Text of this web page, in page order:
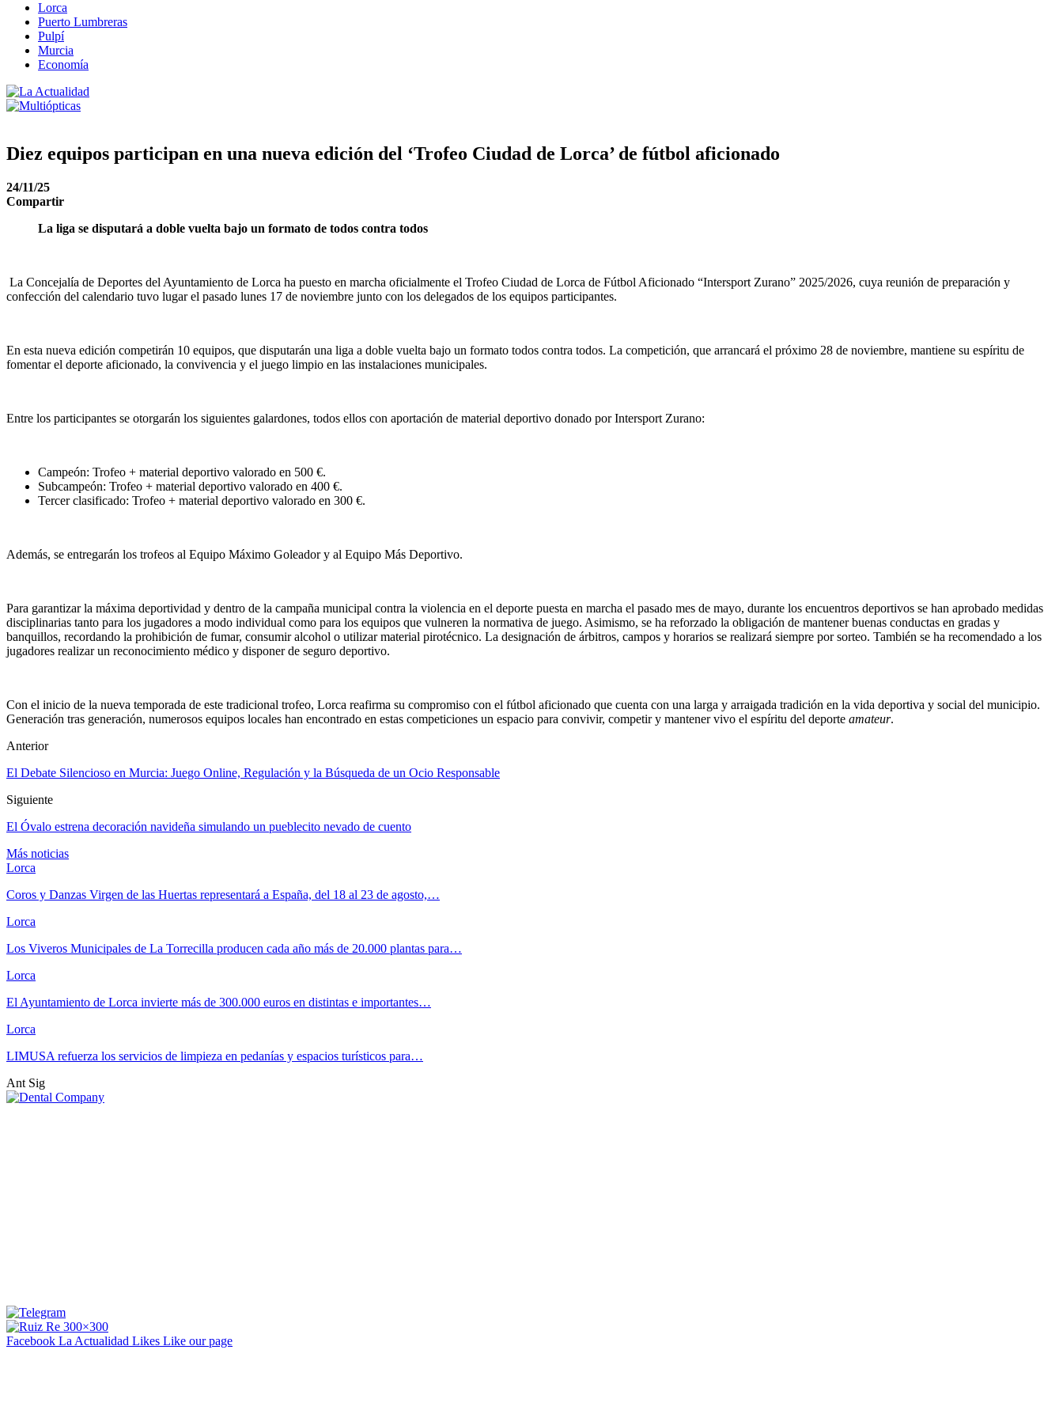
Lorca
Puerto Lumbreras
Pulpí
Murcia
Economía
Diez equipos participan en una nueva edición del ‘Trofeo Ciudad de Lorca’ de fútbol aficionado
24/11/25
Compartir
La liga se disputará a doble vuelta bajo un formato de todos contra todos
La Concejalía de Deportes del Ayuntamiento de Lorca ha puesto en marcha oficialmente el Trofeo Ciudad de Lorca de Fútbol Aficionado “Intersport Zurano” 2025/2026, cuya reunión de preparación y
confección del calendario tuvo lugar el pasado lunes 17 de noviembre junto con los delegados de los equipos participantes.
En esta nueva edición competirán 10 equipos, que disputarán una liga a doble vuelta bajo un formato todos contra todos. La competición, que arrancará el próximo 28 de noviembre, mantiene su espíritu de
fomentar el deporte aficionado, la convivencia y el juego limpio en las instalaciones municipales.
Entre los participantes se otorgarán los siguientes galardones, todos ellos con aportación de material deportivo donado por Intersport Zurano:
Campeón: Trofeo + material deportivo valorado en 500 €.
Subcampeón: Trofeo + material deportivo valorado en 400 €.
Tercer clasificado: Trofeo + material deportivo valorado en 300 €.
Además, se entregarán los trofeos al Equipo Máximo Goleador y al Equipo Más Deportivo.
Para garantizar la máxima deportividad y dentro de la campaña municipal contra la violencia en el deporte puesta en marcha el pasado mes de mayo, durante los encuentros deportivos se han aprobado medidas
disciplinarias tanto para los jugadores a modo individual como para los equipos que vulneren la normativa de juego. Asimismo, se ha reforzado la obligación de mantener buenas conductas en gradas y
banquillos, recordando la prohibición de fumar, consumir alcohol o utilizar material pirotécnico. La designación de árbitros, campos y horarios se realizará siempre por sorteo. También se ha recomendado a los
jugadores realizar un reconocimiento médico y disponer de seguro deportivo.
Con el inicio de la nueva temporada de este tradicional trofeo, Lorca reafirma su compromiso con el fútbol aficionado que cuenta con una larga y arraigada tradición en la vida deportiva y social del municipio.
Generación tras generación, numerosos equipos locales han encontrado en estas competiciones un espacio para convivir, competir y mantener vivo el espíritu del deporte amateur.
Anterior
El Debate Silencioso en Murcia: Juego Online, Regulación y la Búsqueda de un Ocio Responsable
Siguiente
El Óvalo estrena decoración navideña simulando un pueblecito nevado de cuento
Más noticias
Lorca
Coros y Danzas Virgen de las Huertas representará a España, del 18 al 23 de agosto,…
Lorca
Los Viveros Municipales de La Torrecilla producen cada año más de 20.000 plantas para…
Lorca
El Ayuntamiento de Lorca invierte más de 300.000 euros en distintas e importantes…
Lorca
LIMUSA refuerza los servicios de limpieza en pedanías y espacios turísticos para…
Ant Sig
Facebook La Actualidad Likes Like our page